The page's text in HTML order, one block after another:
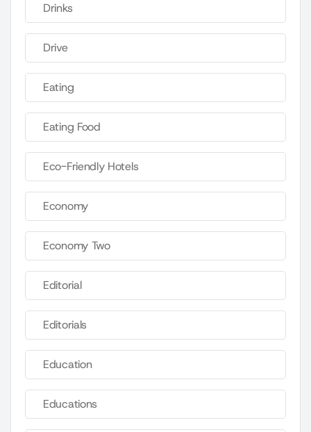
Drinks
Drive
Eating
Eating Food
Eco-Friendly Hotels
Economy
Economy Two
Editorial
Editorials
Education
Educations